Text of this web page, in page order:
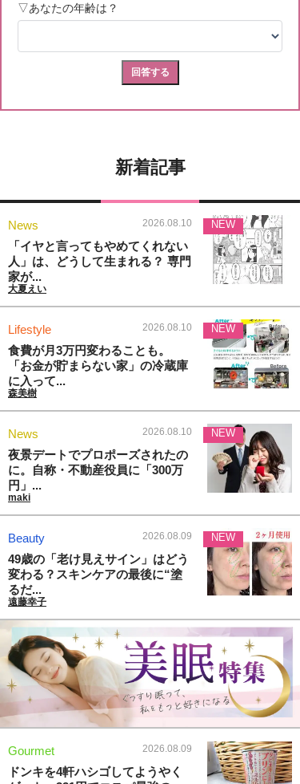
新着記事
News 2026.08.10
「イヤと言ってもやめてくれない
人」は、どうして生まれる？ 専門
家が...
大夏えい
NEW
Lifestyle 2026.08.10
食費が月3万円変わることも。
「お金が貯まらない家」の冷蔵庫
に入って...
森美樹
NEW
News 2026.08.10
夜景デートでプロポーズされたの
に。自称・不動産役員に「300万
円」...
maki
NEW
Beauty 2026.08.09
49歳の「老け見えサイン」はどう
変わる？スキンケアの最後に“塗
るだ...
遠藤幸子
NEW
Gourmet 2026.08.09
ドンキを4軒ハシゴしてようやく